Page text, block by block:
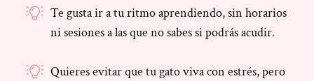
Te gusta ir a tu ritmo aprendiendo, sin horarios
ni sesiones a las que no sabes si podrás acudir.
Quieres evitar que tu gato viva con estrés, pero